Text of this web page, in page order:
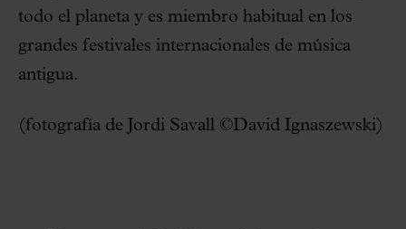
todo el planeta y es miembro habitual en los
grandes festivales internacionales de música
antigua.
(fotografía de Jordi Savall ©David Ignaszewski)